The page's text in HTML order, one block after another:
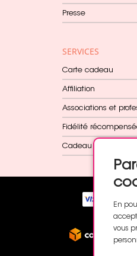
Presse
SERVICES
Carte cadeau
Affiliation
Associations et
Fidélité
Cadeau dès 60€
En
vous